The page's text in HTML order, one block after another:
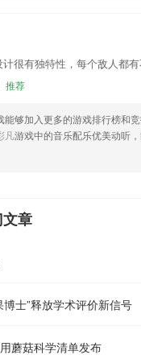
很有独特性，每个敌人都有
推荐
能够加入更多的游戏排行榜和
凡游戏中的音乐配乐优美动听
文章
士”释放学术评价新信号
蘑菇科学清单发布